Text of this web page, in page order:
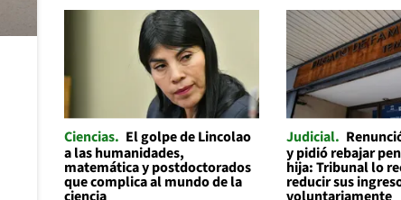
Ciencias
El golpe de Lincolao
a las humanidades,
matemática y postdoctorados
que complica al mundo de la
Judicial
y pidió rebajar
hija: Tribunal lo
reducir sus